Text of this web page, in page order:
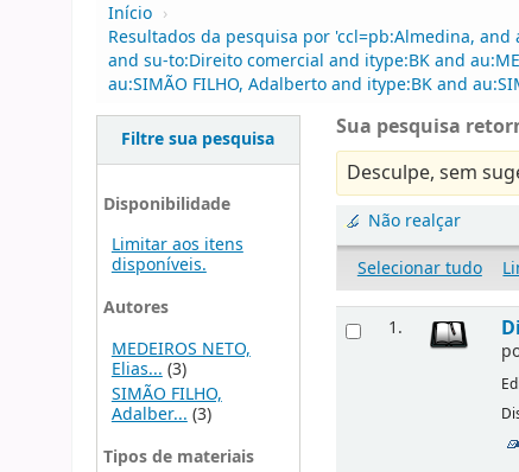
Início ›
Resultados da pesquisa por 'ccl=pb:Almedina,
and su-to:Direito comercial and itype:BK and
au:SIMÃO FILHO, Adalberto and itype:BK and
Filtre sua pesquisa
Disponibilidade
Limitar aos itens
disponíveis.
Autores
MEDEIROS NETO,
Elias... (3)
SIMÃO FILHO,
Adalber...(3)
Tipos de materiais
Sua pesquisa
Desculpe, sem
Não realçar
Selecionar tudo
1.